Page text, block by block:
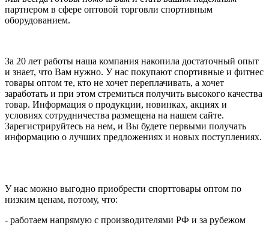
партнером в сфере оптовой торговли спортивным
оборудованием.
За 20 лет работы наша компания накопила достаточный опыт
и знает, что Вам нужно. У нас покупают спортивные и фитнес
товары оптом те, кто не хочет переплачивать, а хочет
заработать и при этом стремиться получить высокого качества
товар. Информация о продукции, новинках, акциях и
условиях сотрудничества размещена на нашем сайте.
Зарегистрируйтесь на нем, и Вы будете первыми получать
информацию о лучших предложениях и новых поступлениях.
У нас можно выгодно приобрести спорттовары оптом по
низким ценам, потому, что:
- работаем напрямую с производителями РФ и за рубежом